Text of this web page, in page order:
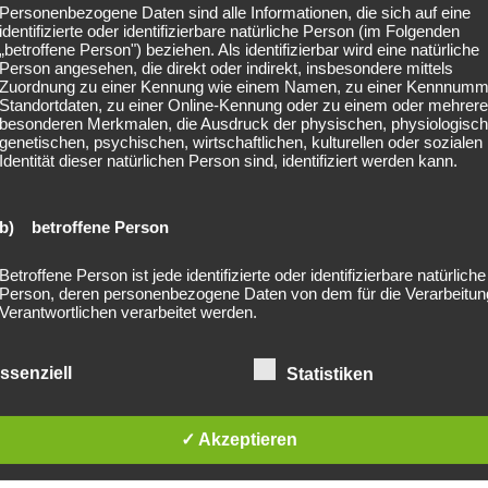
04/04/2023
Vorankündigung:
2023-08-11 Apache
207 – Open Air Tour
2023 @Residenzplatz
Würzburg
Es wird erst seine zweite Tournee
sein, dennoch sind bereits die
meisten Städte ausverkauft.
Weitere werden wohl folgen. Die
Rede ist von Apache 207. Der…
Personenbezogene Daten sind alle Informationen, die sich auf eine
identifizierte oder identifizierbare natürliche Person (im Folgenden
„betroffene Person") beziehen. Als identifizierbar wird eine natürliche
Person angesehen, die direkt oder indirekt, insbesondere mittels
Zuordnung zu einer Kennung wie einem Namen, zu einer
Standortdaten, zu einer Online-Kennung oder zu einem oder
besonderen Merkmalen, die Ausdruck der physischen,
genetischen, psychischen, wirtschaftlichen, kulturellen oder sozialen
Identität dieser natürlichen Person sind, identifiziert werden kann.
b) betroffene Person
Betroffene Person ist jede identifizierte oder identifizierbare natürliche
Person, deren personenbezogene Daten von dem für die
Verantwortlichen verarbeitet werden.
c) Verarbeitung
ausgeführte Vorgang oder jede solche Vorgangsreihe im
mit personenbezogenen Daten wie das Erheben, das Erfassen, die
Organisation, das Ordnen, die Speicherung, die Anpassung oder
Statistiken
✓ Akzeptieren